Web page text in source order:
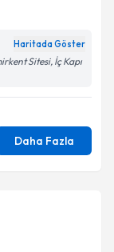
Haritada Göster
Sitesi, İç Kapı
Daha Fazla